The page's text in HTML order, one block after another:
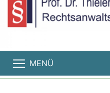
MENÜ